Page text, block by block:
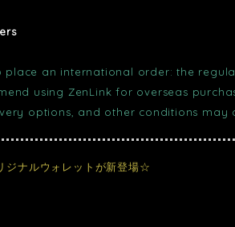
place an international order: the
using ZenLink for overseas
options, and other conditions may
ジナルウォレットが新登場☆